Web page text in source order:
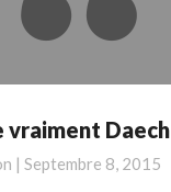
Daech
| Septembre 8, 2015